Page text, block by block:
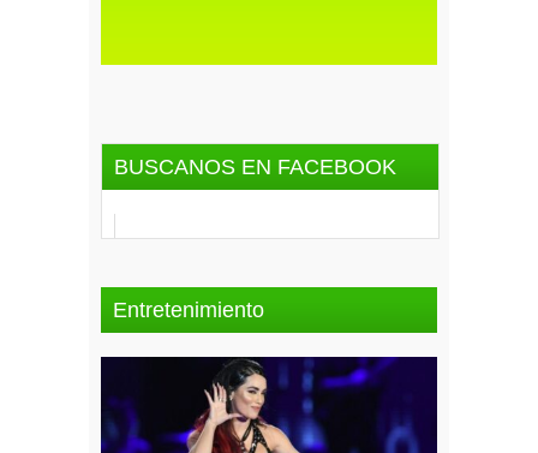
BUSCANOS EN FACEBOOK
Entretenimiento